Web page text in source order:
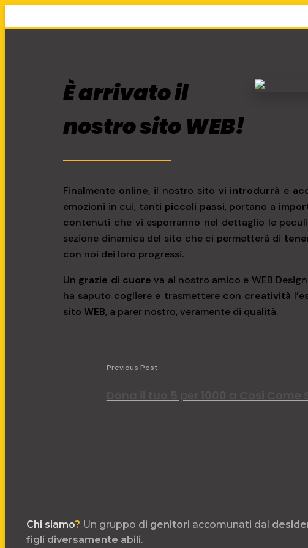
È arrivato il
nostro sito WEB!
Finalmente online, il nostro sito vi introdurrà e
emozioni in cui, tanti piccoli passi, portano a
contenuti che vi esporranno nel dettaglio le
sezione dinamica del sito che ci permetterà di
con noi dei loro progressi.
Un grazie di cuore va al nostro amico e WEB
ha saputo cogliere e trasmettere con creatività
sito WEB, a parer nostro, veramente di qualità.
Previous Post
Chi siamo? Un gruppo di genitori accomunati dal
figli diversamente abili.